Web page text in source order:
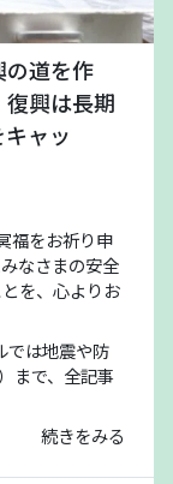
の道を作
興は長期
ャッ
福をお祈り申
なさまの安全
を、心よりお
では地震や防
まで、全記事
続きをみる